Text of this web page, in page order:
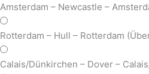
Amsterdam – Newcastle –
Rotterdam – Hull – Rotterdam
Calais/Dünkirchen – Dover –